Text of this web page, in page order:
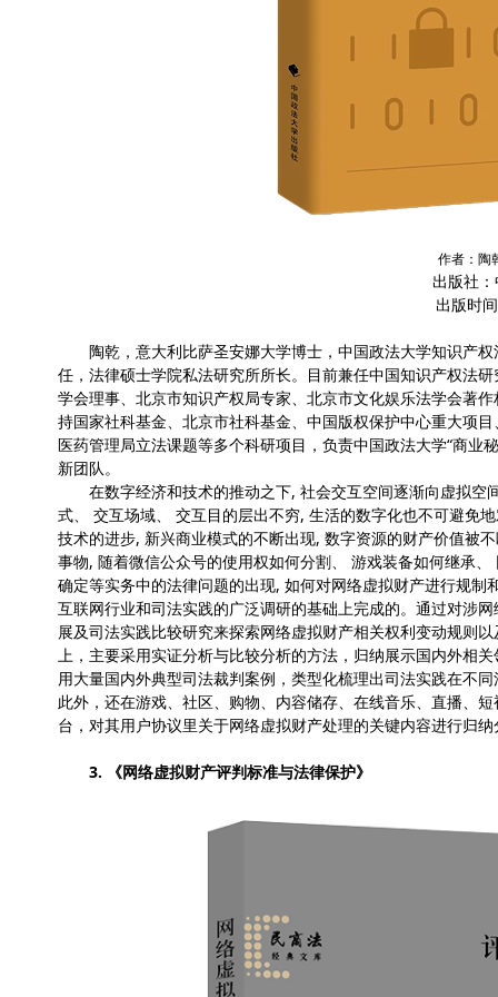
作者：陶
出版社：中国政
出版时间：
陶乾，意大利比萨圣安娜大学博士，中国政法大学知识产权
任，法律硕士学院私法研究所所长。目前兼任中国知识产权法
学会理事、北京市知识产权局专家、北京市文化娱乐法学会著
持国家社科基金、北京市社科基金、中国版权保护中心重大项
医药管理局立法课题等多个科研项目，负责中国政法大学“商业
新团队。
在数字经济和技术的推动之下, 社会交互空间逐渐向虚拟空
式、 交互场域、 交互目的层出不穷, 生活的数字化也不可避免
技术的进步, 新兴商业模式的不断出现, 数字资源的财产价值被
事物, 随着微信公众号的使用权如何分割、 游戏装备如何继承
确定等实务中的法律问题的出现, 如何对网络虚拟财产进行规
互联网行业和司法实践的广泛调研的基础上完成的。通过对涉
展及司法实践比较研究来探索网络虚拟财产相关权利变动规则
上，主要采用实证分析与比较分析的方法，归纳展示国内外相
用大量国内外典型司法裁判案例，类型化梳理出司法实践在不
此外，还在游戏、社区、购物、内容储存、在线音乐、直播、
台，对其用户协议里关于网络虚拟财产处理的关键内容进行归
3. 《网络虚拟财产评判标准与法律保护》